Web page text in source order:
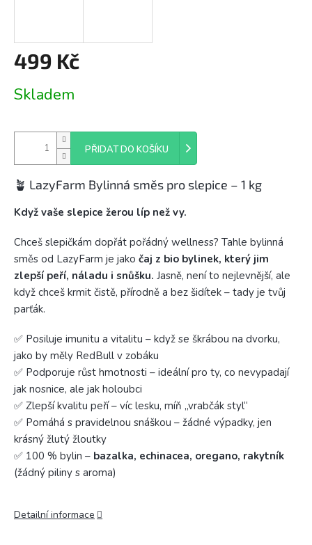
499 Kč
cena:
Skladem
PŘIDAT DO KOŠÍKU
🪴 LazyFarm Bylinná směs pro slepice – 1 kg
Když vaše slepice žerou líp než vy.
Chceš slepičkám dopřát pořádný wellness? Tahle bylinná
směs od LazyFarm je jako čaj z bio bylinek, který jim
zlepší peří, náladu i snůšku. Jasně, není to nejlevnější, ale
když chceš krmit čistě, přírodně a bez šidítek – tady je tvůj
parťák.
✅ Posiluje imunitu a vitalitu – když se škrábou na dvorku,
jako by měly RedBull v zobáku
✅ Podporuje růst hmotnosti – ideální pro ty, co nevypadají
jak nosnice, ale jak holoubci
✅ Zlepší kvalitu peří – víc lesku, míň „vrabčák styl“
✅ Pomáhá s pravidelnou snáškou – žádné výpadky, jen
krásný žlutý žloutky
✅ 100 % bylin – bazalka, echinacea, oregano, rakytník
(žádný piliny s aroma)
Detailní informace